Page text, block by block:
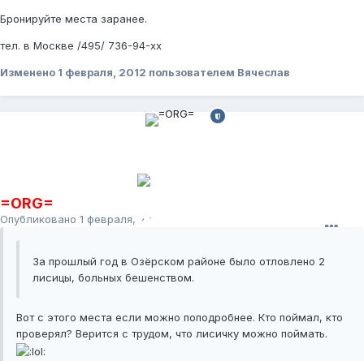
Бронируйте места заранее.
тел. в Москве /495/ 736-94-хх
Изменено 1 февраля, 2012 пользователем Вячеслав
=ORG=
Опубликовано 1 февраля, 2012
За прошлый год в Озёрском районе было отловлено 2
лисицы, больных бешенством.
Вот с этого места если можно поподробнее. Кто поймал, кто
проверял? Верится с трудом, что лисичку можно поймать.